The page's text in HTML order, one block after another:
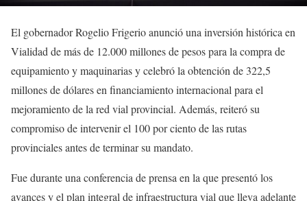
El gobernador Rogelio Frigerio anunció una inversión histórica en
Vialidad de más de 12.000 millones de pesos para la compra de
equipamiento y maquinarias y celebró la obtención de 322,5
millones de dólares en financiamiento internacional para el
mejoramiento de la red vial provincial. Además, reiteró su
compromiso de intervenir el 100 por ciento de las rutas
provinciales antes de terminar su mandato.
Fue durante una conferencia de prensa en la que presentó los
avances y el plan integral de infraestructura vial que lleva adelante